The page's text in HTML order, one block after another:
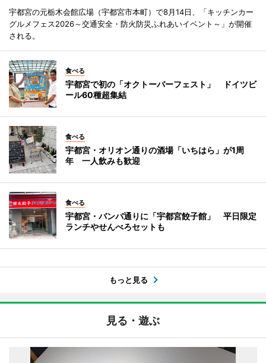
宇都宮の元栃木会館広場（宇都宮市本町）で8月14日、「キッチンカー
グルメフェス2026～交通安全・防火防災ふれあいイベント～」が開催
される。
食べる
宇都宮で初の「オクトーバーフェスト」 ドイツビ
ール60種超集結
食べる
宇都宮・オリオン通りの酒場「いちはら」が1周
年 一人飲みも歓迎
食べる
宇都宮・バンバ通りに「宇都宮餃子館」 平日限定
ランチやせんべろセットも
もっと見る
見る・遊ぶ